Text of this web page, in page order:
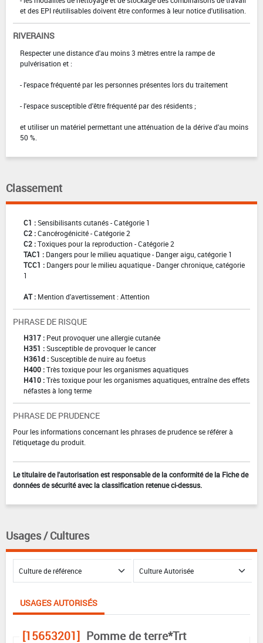
et des EPI réutilisables doivent être conformes à leur notice d'utilisation.
RIVERAINS
Respecter une distance d'au moins 3 mètres entre la rampe de
pulvérisation et :
- l'espace fréquenté par les personnes présentes lors du traitement
- l'espace susceptible d'être fréquenté par des résidents ;
et utiliser un matériel permettant une atténuation de la dérive d'au moins
50 %.
Classement
C1 :Sensibilisants cutanés - Catégorie 1
C2 :Cancérogénicité - Catégorie 2
C2 :Toxiques pour la reproduction - Catégorie 2
TAC1 : Dangers pour le milieu aquatique - Danger aigu, catégorie 1
TCC1 : Dangers pour le milieu aquatique - Danger chronique, catégorie
1
AT : Mention d'avertissement : Attention
PHRASE DE RISQUE
H317 : Peut provoquer une allergie cutanée
H351 :Susceptible de provoquer le cancer
H361d :Susceptible de nuire au foetus
H400 :Très toxique pour les organismes aquatiques
H410 :Très toxique pour les organismes aquatiques, entraîne des effets
néfastes à long terme
PHRASE DE PRUDENCE
Pour les informations concernant les phrases de prudence se référer à
l'étiquetage du produit.
Le titulaire de l'autorisation est responsable de la conformité de la Fiche de
données de sécurité avec la classification retenue ci-dessus.
Usages / Cultures
USAGES AUTORISÉS
[15653201] Pomme de terre*Trt